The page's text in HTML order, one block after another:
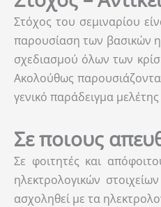
Στόχος του σεμιναρίου
παρουσίαση των βασικών
σχεδιασμού όλων των
Ακολούθως
γενικό παράδειγμα
Σε ποιους
Σε φοιτητές και
ηλεκτρολογικών
ασχοληθεί με τα